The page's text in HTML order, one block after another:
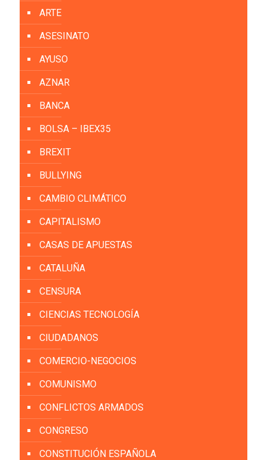
ARTE
ASESINATO
AYUSO
AZNAR
BANCA
BOLSA – IBEX35
BREXIT
BULLYING
CAMBIO CLIMÁTICO
CAPITALISMO
CASAS DE APUESTAS
CATALUÑA
CENSURA
CIENCIAS TECNOLOGÍA
CIUDADANOS
COMERCIO-NEGOCIOS
COMUNISMO
CONFLICTOS ARMADOS
CONGRESO
CONSTITUCIÓN ESPAÑOLA